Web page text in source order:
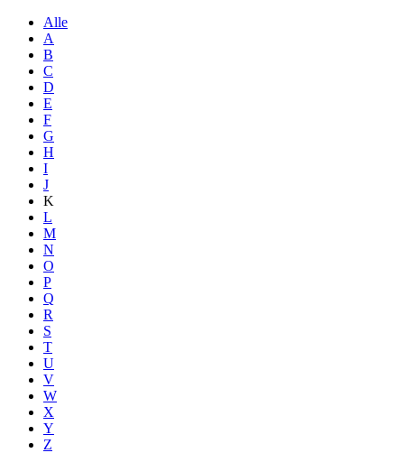
Alle
A
B
C
D
E
F
G
H
I
J
K
L
M
N
O
P
Q
R
S
T
U
V
W
X
Y
Z